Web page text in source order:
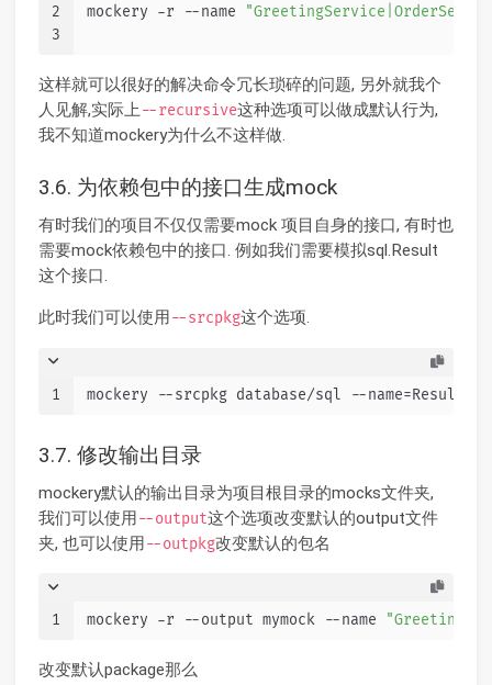
2
3
mockery -r --name
这样就可以很好的解决命令冗长琐碎的问题, 另外就我个
人见解,实际上 --recursive这种选项可以做成默认行为,
我不知道mockery为什么不这样做.
3.6. 为依赖包中的接口生成mock
有时我们的项目不仅仅需要mock 项目自身的接口, 有时也
需要mock依赖包中的接口. 例如我们需要模拟sql.Result
这个接口.
此时我们可以使用 --srcpkg这个选项.
1 mockery --srcpkg database/sql --name=Result
3.7. 修改输出目录
mockery默认的输出目录为项目根目录的mocks文件夹,
我们可以使用 --output这个选项改变默认的output文件
夹, 也可以使用 --outpkg改变默认的包名
1 mockery -r --output mymock --name
改变默认package那么